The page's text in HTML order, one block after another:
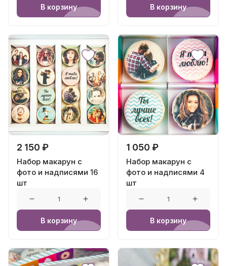
В корзину В корзину
2 150 ₽
Набор макарун с
фото и надписями 16
шт
В корзину
1 050 ₽
Набор макарун с
фото и надписями 4
шт
В корзину